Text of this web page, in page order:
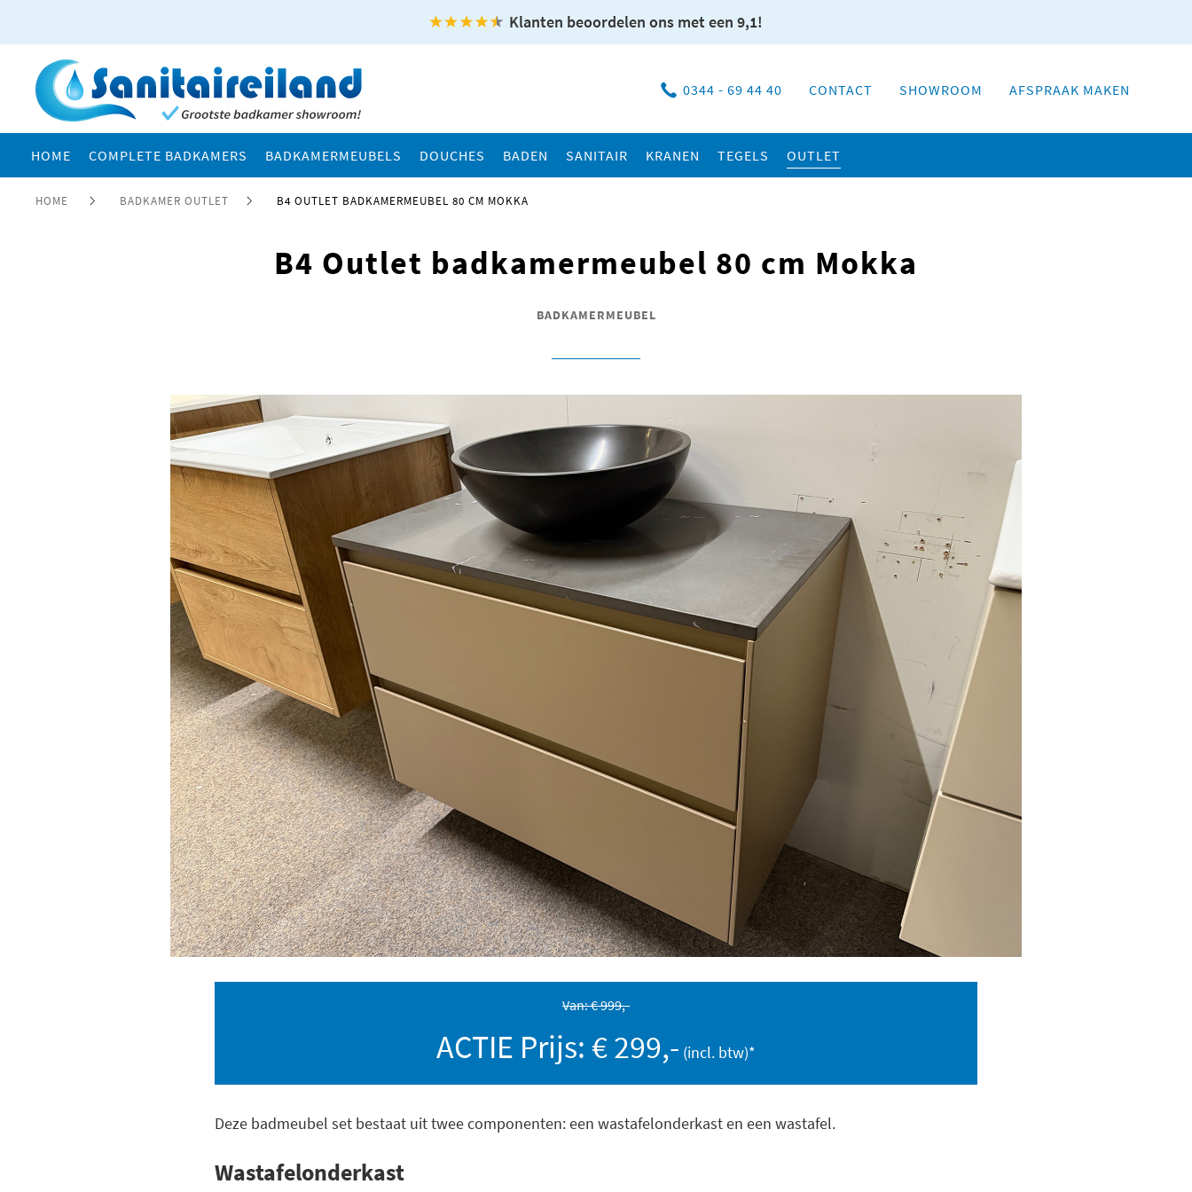
Klanten beoordelen ons met een 9,1!
0344 - 69 44 40 CONTACT SHOWROOM AFSPRAAK MAKEN
HOME COMPLETE BADKAMERS BADKAMERMEUBELS DOUCHES BADEN SANITAIR KRANEN TEGELS OUTLET
HOME BADKAMER OUTLET B4 OUTLET BADKAMERMEUBEL 80 CM MOKKA
B4 Outlet badkamermeubel 80 cm Mokka
BADKAMERMEUBEL
Van: € 999,-
ACTIE Prijs: € 299,-
Deze badmeubel set bestaat uit twee componenten: een wastafelonderkast en een wastafel.
Wastafelonderkast